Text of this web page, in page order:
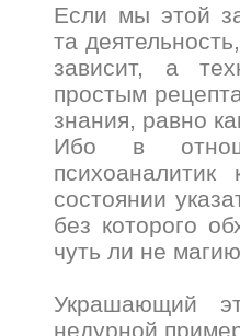
Если мы этой
та
зависит, а
простым
знания, равно
Ибо в
состоянии
без которого
чуть ли не магию.
Украшающий
недурной